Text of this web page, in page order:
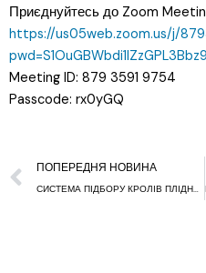
Приєднуйтесь до Zoom
https://us05web.zoom.us/j/
Meeting ID: 879 3591 9754
Passcode: rx0yGQ
ПОПЕРЕДНЯ НОВИНА
СИСТЕМА ПІДБОРУ КРОЛІВ ПЛІДНИКІВ ЗА ВИКОРИСТАННЯМ BLUP-AM МОДЕЛІ